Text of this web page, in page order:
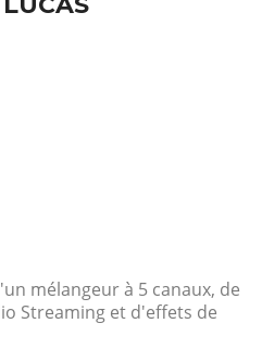
mélangeur à 5 canaux, de
Streaming et d'effets de